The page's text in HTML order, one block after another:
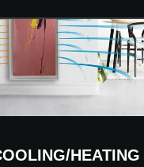
HEATING